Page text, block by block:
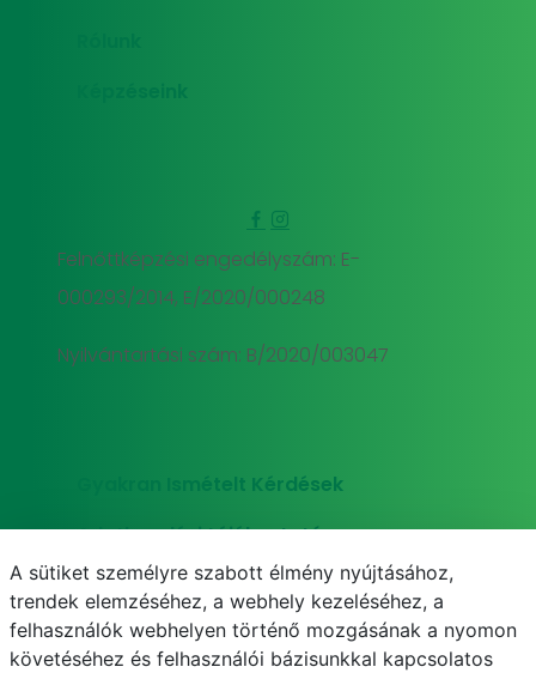
Felnőttképzési engedélyszám: E-
000293/2014, E/2020/000248
Nyilvántartási szám: B/2020/003047
Gyakran Ismételt Kérdések
Adatkezelési tájékoztató
Süti (cookie) tájékoztató
A sütiket személyre szabott élmény nyújtásához,
trendek elemzéséhez, a webhely kezeléséhez, a
felhasználók webhelyen történő mozgásának a nyomon
követéséhez és felhasználói bázisunkkal kapcsolatos